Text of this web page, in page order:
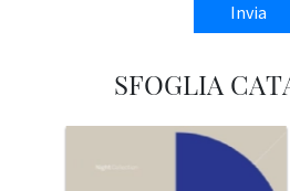
Invia
SFOGLIA